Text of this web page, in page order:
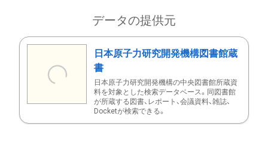
データの提供元
日本原子力研究開発機構図書館蔵
書
日本原子力研究開発機構の中央図書館所蔵資
料を対象とした検索データベース。同図書館
が所蔵する図書、レポート、会議資料、雑誌、
Docketが検索できる。